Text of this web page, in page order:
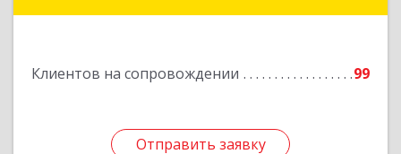
Клиентов на сопровождении 99
Отправить заявку
Отправить заявку